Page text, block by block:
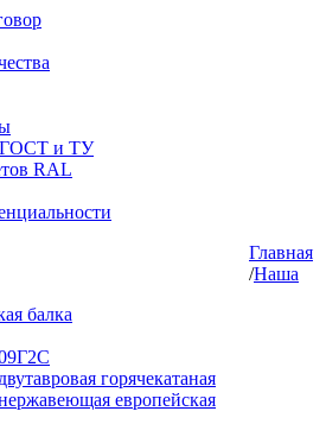
и ТУ
RAL
балка
горячекатаная
европейская
Главная
/Наша